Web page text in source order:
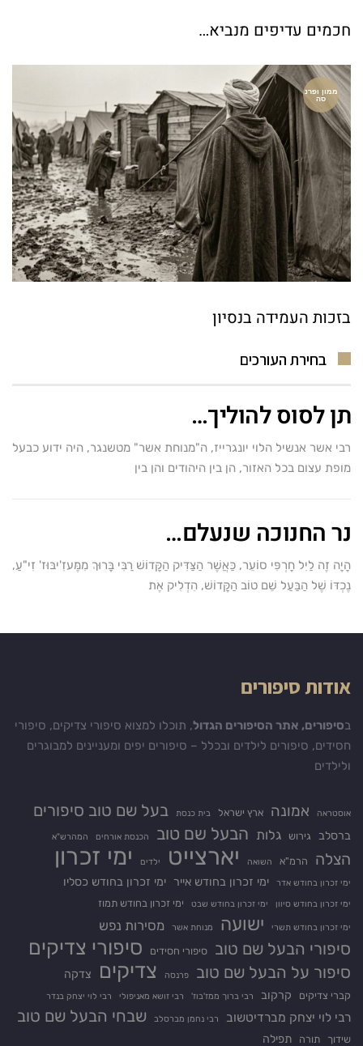
חכמים עדיפים מנביא…
ממון ופרנ
סה
בזכות העמידה בנסיון
בחירת העורכים
תן לסוס להוליך…
רבי אשר אנשיל הלוי יונגרייז, ה"מנוחת אשר" מטשנגר, היה ידוע כבעל
מופת עצום בכל האזור, הן בין היהודים והן בין
נר החנוכה שנעלם…
הָיָה זֶה לַיִל חָרְפִּי סוֹעֵר, כַּאֲשֶׁר הַצַּדִּיק הַקָּדוֹשׁ רַבִּי בָּרוּךְ מִמֶּעזִ'יבּוּז' זִי"עַ,
נֶכְדּוֹ שֶׁל הַבַּעַל שֵׁם טוֹב הַקָּדוֹשׁ, הִדְלִיק אֶת
אודות סיפורים
בסיפורים, אתר הסיפורים הגדול, תוכלו למצוא סיפורי צדיקים, סיפורי
חסידים, סיפורים לילדים ובכלל – סיפורים יפים ומעניינים למבוגרים
ולילדים
אוסטראה אמונה ארץ ישראל בית כנסת בעל שם טוב סיפורים
ברסלב גירוש גלות הבעל שם טוב הכנסת אורחים המהרש"א
הצלה הרמ"א השואה יארצייט ילדים ימי זכרון
ימי זכרון בחודש אדר ימי זכרון בחודש אייר ימי זכרון בחודש כסליו
ימי זכרון בחודש סיוון ימי זכרון בחודש שבט ימי זכרון בחודש תמוז
ימי זכרון בחודש תשרי ישועה מנוחת אשר מסירות נפש
סיפורי הבעל שם טוב סיפורי חסידים סיפורי צדיקים
סיפור על הבעל שם טוב פרנסה צדיקים צדקה
קברי צדיקים קרקוב רבי ברוך ממז'בוז' רבי זושא מאניפולי רבי לוי יצחק בנדר
רבי לוי יצחק מברדיטשוב רבי נחמן מברסלב שבחי הבעל שם טוב
שידוך תורה תפילה